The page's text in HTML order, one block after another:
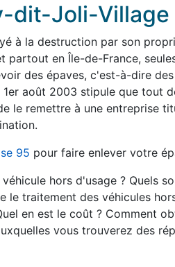
dit-Joli-Village
à la destruction par son
en Île-de-France,
des épaves, c'est-à-dire
août 2003 stipule que tout
le remettre à une entreprise
95 pour faire enlever votre
hors d'usage ? Quels
traitement des véhicules
en est le coût ? Comment
vous trouverez des